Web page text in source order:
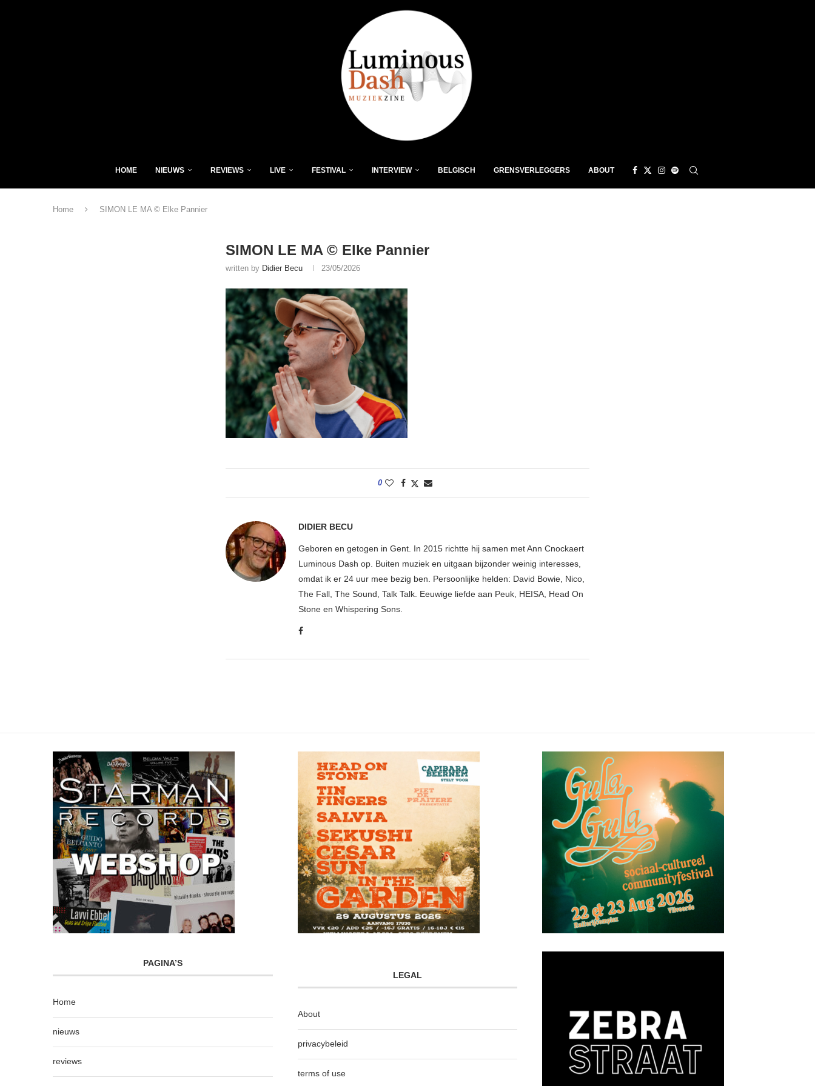
HOME NIEUWS REVIEWS LIVE FESTIVAL INTERVIEW BELGISCH GRENSVERLEGGERS ABOUT
Home SIMON LE MA © Elke Pannier
SIMON LE MA © Elke Pannier
written by Didier Becu 23/05/2026
0
DIDIER BECU
Geboren en getogen in Gent. In 2015 richtte hij samen met Ann Cnockaert
Luminous Dash op. Buiten muziek en uitgaan bijzonder weinig interesses,
omdat ik er 24 uur mee bezig ben. Persoonlijke helden: David Bowie, Nico,
The Fall, The Sound, Talk Talk. Eeuwige liefde aan Peuk, HEISA, Head On
Stone en Whispering Sons.
PAGINA’S
Home
nieuws
reviews
LEGAL
About
privacybeleid
terms of use